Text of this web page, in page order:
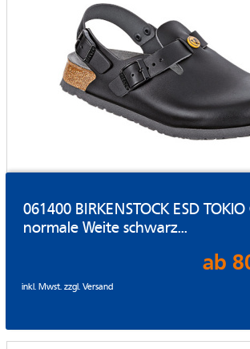
061400 BIRKENSTOCK ESD
normale Weite schwarz...
ab
inkl. Mwst. zzgl.Versand